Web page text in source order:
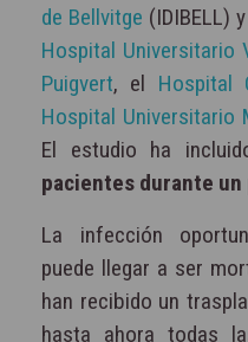
de Bellvitge (IDIBELL)
Hospital Universitario
Puigvert, el Hospital
Hospital Universitario
El estudio ha
pacientes durante
La infección
puede llegar a ser
han recibido un
hasta ahora todas